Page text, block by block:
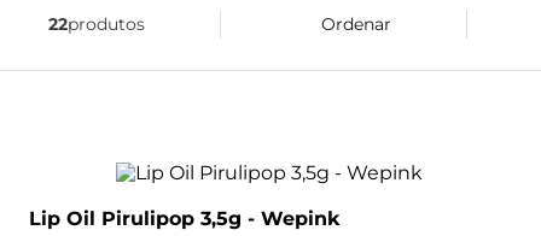
22produtos
Lip Oil Pirulipop 3,5g - Wepink